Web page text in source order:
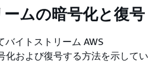
ムの暗号化と復号
バイトストリーム AWS
化および復号する方法を示してい